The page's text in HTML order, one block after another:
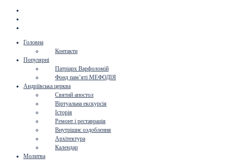
Головна
Контакти
Популярні
Патріарх Варфоломій
Фонд пам’яті МЕФОДІЯ
Андріївська церква
Святий апостол
Віртуальна екскурсія
Історія
Ремонт і реставрація
Внутрішнє оздоблення
Архітектура
Календар
Молитва